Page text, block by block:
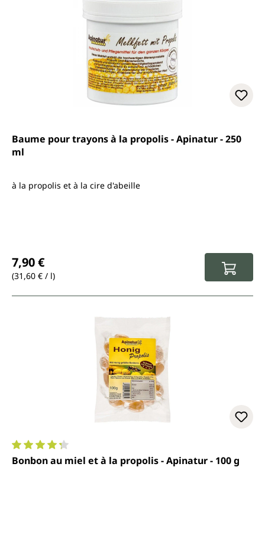
Baume pour trayons à la propolis - Apinatur - 250
ml
à la propolis et à la cire d'abeille
7,90 €
(31,60 € / l)
Note moyenne de 4.3 sur 5 étoiles
Bonbon au miel et à la propolis - Apinatur - 100 g